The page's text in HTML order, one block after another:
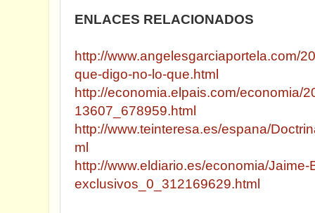
ENLACES RELACIONADOS
http://www.angelesgarciaportela.com/
que-digo-no-lo-que.html
http://economia.elpais.com/economia/
13607_678959.html
http://www.teinteresa.es/espana/
ml
http://www.eldiario.es/economia/
exclusivos_0_312169629.html